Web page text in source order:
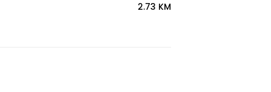
2.73 KM